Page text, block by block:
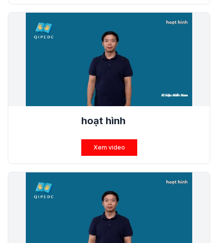
hoạt hình
Xem video